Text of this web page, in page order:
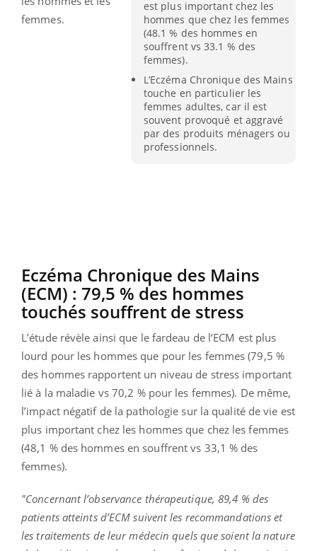
est plus important chez les
hommes que chez les femmes
(48.1 % des hommes en
souffrent vs 33.1 % des
femmes).
L’Eczéma Chronique des Mains
touche en particulier les
femmes adultes, car il est
souvent provoqué et aggravé
par des produits ménagers ou
professionnels.
femmes.
Eczéma Chronique des Mains
(ECM) : 79,5 % des hommes
touchés souffrent de stress
L’étude révèle ainsi que le fardeau de l’ECM est plus
lourd pour les hommes que pour les femmes (79,5 %
des hommes rapportent un niveau de stress important
lié à la maladie vs 70,2 % pour les femmes). De même,
l’impact négatif de la pathologie sur la qualité de vie est
plus important chez les hommes que chez les femmes
(48,1 % des hommes en souffrent vs 33,1 % des
femmes).
"Concernant l’observance thérapeutique, 89,4 % des
patients atteints d’ECM suivent les recommandations et
les traitements de leur médecin quels que soient la nature